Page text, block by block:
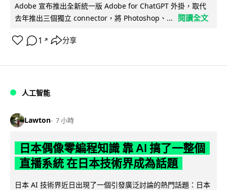
Adobe 宣布推出全新統一版 Adobe for ChatGPT 外掛，取代
去年推出三個獨立 connector，將 Photoshop、...
閱讀全文
1 ↗ 分享
人工智能
Lawton 7 小時
日本偶像零編程知識 靠 AI 搞了一整個
直播系統 在日本技術界成為話題
日本 AI 技術界近日出現了一個引發廣泛討論的熱門話題：日本